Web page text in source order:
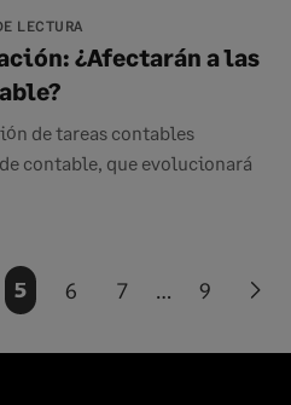
LECTURA
¿Afectarán a las
de tareas contables
contable, que evolucionará
5 6 7 … 9